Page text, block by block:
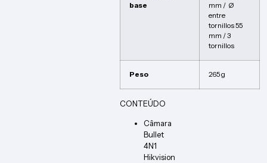
base
mm / Ø
entre
tornillos 55
mm / 3
tornillos
Peso 265 g
CONTEÚDO
Câmara
Bullet
4N1
Hikvision